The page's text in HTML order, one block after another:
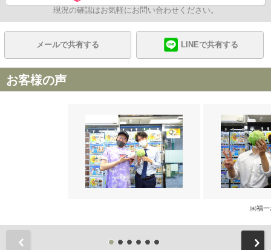
現況の確認はお気軽にお問い合わせください。
メールで共有する LINEで共有する
お客様の声
㈱福一